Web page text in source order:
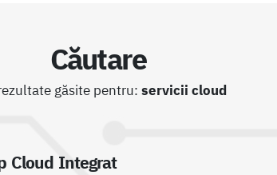
Căutare
găsite pentru: servicii cloud
Cloud Integrat